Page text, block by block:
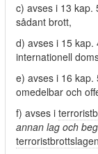
c) avses i 13 kap.
sådant brott,
d) avses i 15 kap.
internationell
e) avses i 16 kap.
omedelbar och
f) avses i
annan lag och
terroristbrottslagen